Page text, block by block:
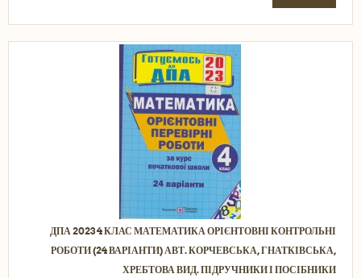
ДПА 2023 4 КЛАС МАТЕМАТИКА ОРІЄНТОВНІ КОНТРОЛЬНІ
РОБОТИ (24 ВАРІАНТИ) АВТ. КОРЧЕВСЬКА, ГНАТКІВСЬКА,
ХРЕБТОВА ВИД. ПІДРУЧНИКИ І ПОСІБНИКИ